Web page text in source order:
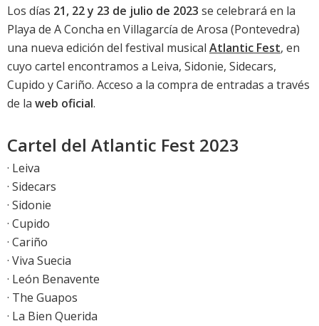
Los días 21, 22 y 23 de julio de 2023 se celebrará en la
Playa de A Concha en Villagarcía de Arosa (Pontevedra)
una nueva edición del festival musical Atlantic Fest, en
cuyo cartel encontramos a Leiva, Sidonie, Sidecars,
Cupido y Cariño. Acceso a la compra de entradas a través
de la web oficial.
Cartel del Atlantic Fest 2023
· Leiva
· Sidecars
· Sidonie
· Cupido
· Cariño
· Viva Suecia
· León Benavente
· The Guapos
· La Bien Querida